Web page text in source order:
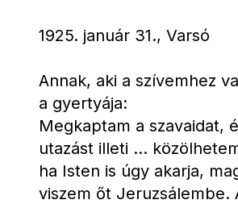
1925. január 31., Varsó
Annak, aki a szívemhez
a gyertyája:
Megkaptam a szavaidat,
utazást illeti ...
ha Isten is úgy akarja,
viszem őt Jeruzsálembe.